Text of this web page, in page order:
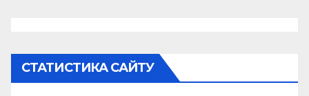
СТАТИСТИКА САЙТУ